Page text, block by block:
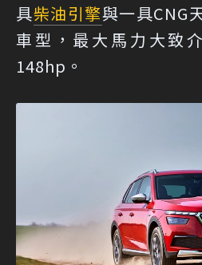
具柴油引擎與一具CNG
車型，最大馬力大致
148hp。